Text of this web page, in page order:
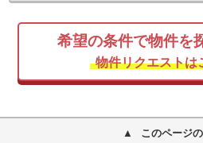
希望の条件で物件を
物件リクエストは
このページ